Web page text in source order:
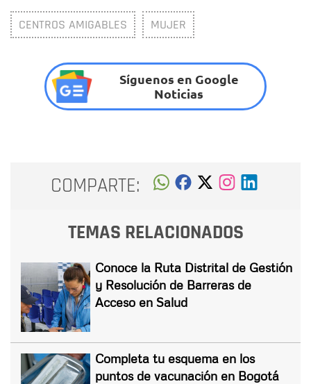
CENTROS AMIGABLES MUJER
Síguenos en Google
Noticias
COMPARTE:
TEMAS RELACIONADOS
Conoce la Ruta Distrital de Gestión
y Resolución de Barreras de
Acceso en Salud
Completa tu esquema en los
puntos de vacunación en Bogotá